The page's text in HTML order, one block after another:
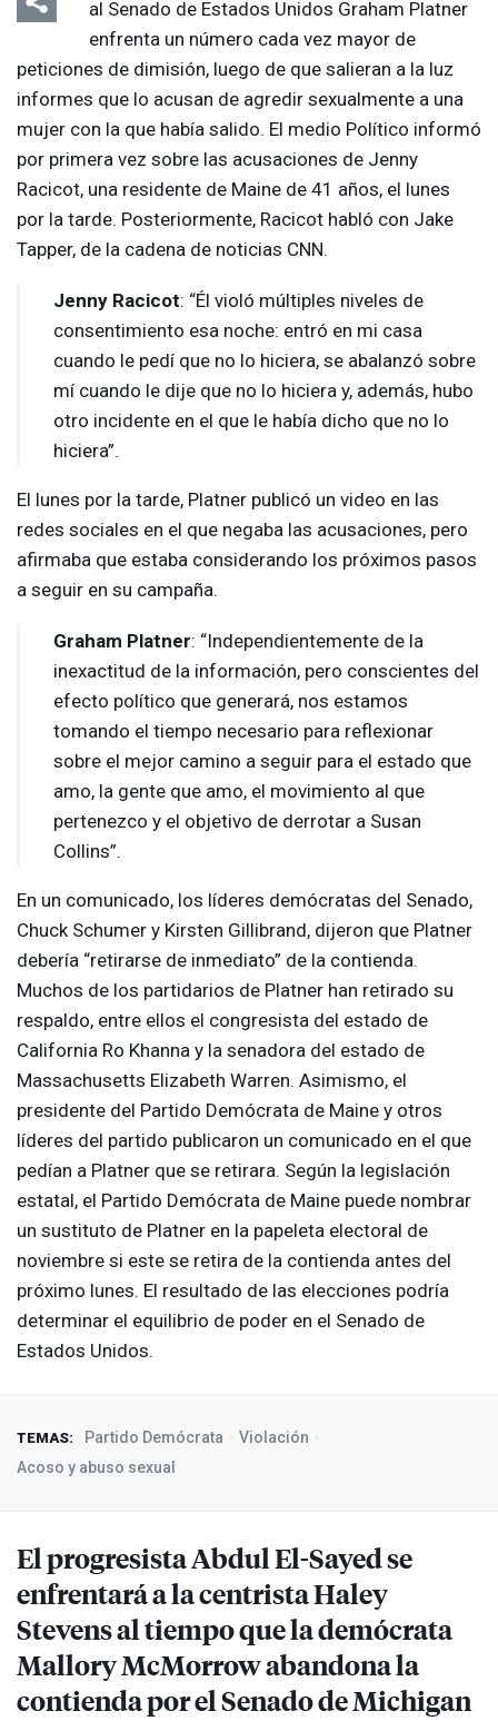
al Senado de Estados Unidos Graham Platner
enfrenta un número cada vez mayor de
peticiones de dimisión, luego de que salieran a la luz
informes que lo acusan de agredir sexualmente a una
mujer con la que había salido. El medio Político informó
por primera vez sobre las acusaciones de Jenny
Racicot, una residente de Maine de 41 años, el lunes
por la tarde. Posteriormente, Racicot habló con Jake
Tapper, de la cadena de noticias CNN.
Jenny Racicot: “Él violó múltiples niveles de
consentimiento esa noche: entró en mi casa
cuando le pedí que no lo hiciera, se abalanzó sobre
mí cuando le dije que no lo hiciera y, además, hubo
otro incidente en el que le había dicho que no lo
hiciera”.
El lunes por la tarde, Platner publicó un video en las
redes sociales en el que negaba las acusaciones, pero
afirmaba que estaba considerando los próximos pasos
a seguir en su campaña.
Graham Platner: “Independientemente de la
inexactitud de la información, pero conscientes del
efecto político que generará, nos estamos
tomando el tiempo necesario para reflexionar
sobre el mejor camino a seguir para el estado que
amo, la gente que amo, el movimiento al que
pertenezco y el objetivo de derrotar a Susan
Collins”.
En un comunicado, los líderes demócratas del Senado,
Chuck Schumer y Kirsten Gillibrand, dijeron que Platner
debería “retirarse de inmediato” de la contienda.
Muchos de los partidarios de Platner han retirado su
respaldo, entre ellos el congresista del estado de
California Ro Khanna y la senadora del estado de
Massachusetts Elizabeth Warren. Asimismo, el
presidente del Partido Demócrata de Maine y otros
líderes del partido publicaron un comunicado en el que
pedían a Platner que se retirara. Según la legislación
estatal, el Partido Demócrata de Maine puede nombrar
un sustituto de Platner en la papeleta electoral de
noviembre si este se retira de la contienda antes del
próximo lunes. El resultado de las elecciones podría
determinar el equilibrio de poder en el Senado de
Estados Unidos.
TEMAS: Partido Demócrata
Violación
Acoso y abuso sexual
El progresista Abdul El-Sayed se
enfrentará a la centrista Haley
Stevens al tiempo que la demócrata
Mallory McMorrow abandona la
contienda por el Senado de Michigan